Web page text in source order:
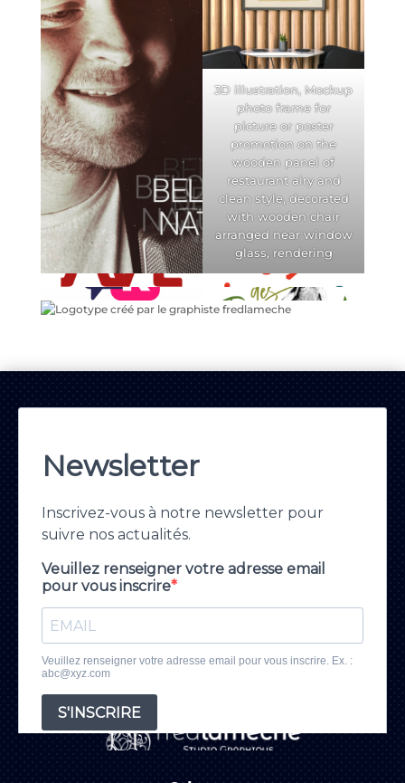
3D illustration, Mockup
photo frame for
picture or poster
promotion on the
wooden panel of
restaurant airy and
clean style, decorated
with wooden chair
arranged near window
glass, rendering